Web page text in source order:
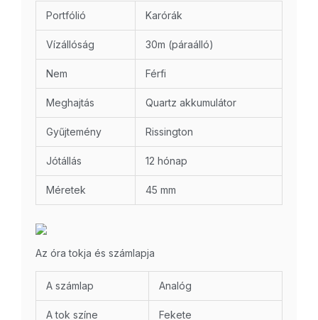
Portfólió Karórák
Vízállóság 30m (páraálló)
Nem Férfi
Meghajtás Quartz akkumulátor
Gyűjtemény Rissington
Jótállás 12 hónap
Méretek 45 mm
Az óra tokja és számlapja
A számlap Analóg
A tok színe Fekete